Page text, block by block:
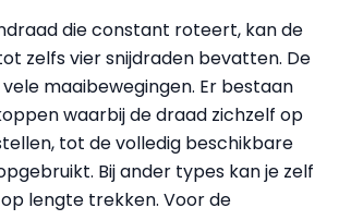
die constant roteert, kan de
zelfs vier snijdraden bevatten. De
maaibewegingen. Er bestaan
waarbij de draad zichzelf op
tot de volledig beschikbare
Bij ander types kan je zelf
lengte trekken. Voor de